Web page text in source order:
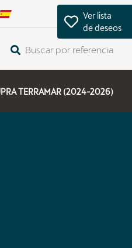
Buscar por referencia
Ver lista
de deseos
TERRAMAR (2024-2026)